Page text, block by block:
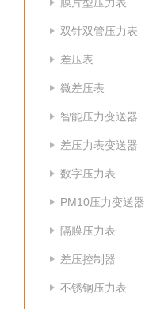
双针双管压力表
差压表
微差压表
智能压力变送器
差压力表变送器
数字压力表
PM10压力变送器
隔膜压力表
差压控制器
不锈钢压力表